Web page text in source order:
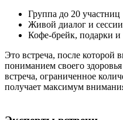
Группа до 20 участниц
Живой диалог и
Кофе-брейк, подарки
Это встреча, после которой
пониманием своего
встреча, ограниченное
получает максимум